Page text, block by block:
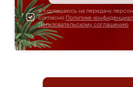
Я соглашаюсь на передачу
согласно Политике
Пользовательскому соглашению